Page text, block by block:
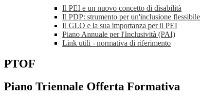
Il PEI e un nuovo concetto di disabilità
Il PDP: strumento per un'inclusione flessibile
Il GLO e la sua importanza per il PEI
Piano Annuale per l'Inclusività (PAI)
Link utili - normativa di riferimento
PTOF
Piano Triennale Offerta Formativa